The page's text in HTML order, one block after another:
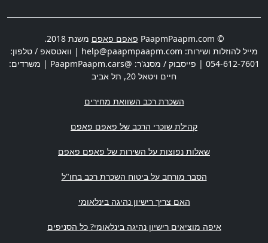
© PaapmPaapm.com פאפם פאפם משנת 2018.
מייל להוזלות ושירות: help@paapmpaapm.com | וואטסאפ / טלפון:
054-612-7601 | פייסבוק / מסנג'ר: @PaapmPaapm.cars | משרדים:
חיים ויטאל 20
, תל אביב
השכרת רכב השוואת מחירים
קהילת שוכרי הרכב של פאפם פאפם
שאלות נפוצות על השירות של פאפם פאפם
הסבר מורחב על ביטוח השכרת רכב בחו"ל
האם צריך רישיון נהיגה בינלאומי
איפה מוציאים רישיון נהיגה בינלאומי? כל הסניפים